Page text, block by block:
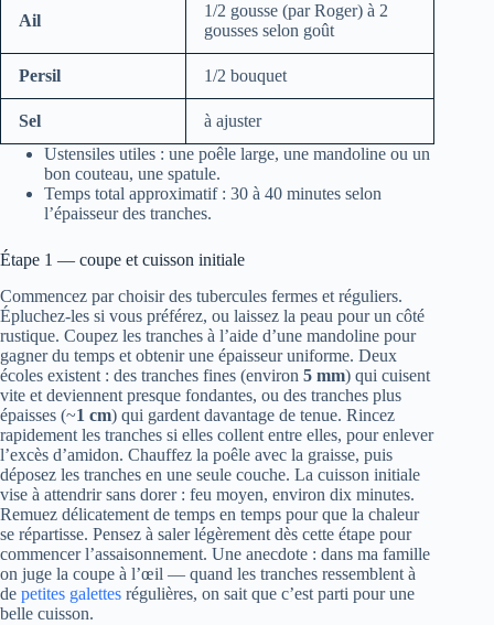
Ail
1/2 gousse (par Roger) à 2
gousses selon goût
Persil 1/2 bouquet
Sel
à ajuster
Ustensiles utiles : une poêle large, une mandoline ou un
bon couteau, une spatule.
Temps total approximatif : 30 à 40 minutes selon
l’épaisseur des tranches.
Étape 1 — coupe et cuisson initiale
Commencez par choisir des tubercules fermes et réguliers.
Épluchez-les si vous préférez, ou laissez la peau pour un côté
rustique. Coupez les tranches à l’aide d’une mandoline pour
gagner du temps et obtenir une épaisseur uniforme. Deux
écoles existent : des tranches fines (environ 5 mm) qui cuisent
vite et deviennent presque fondantes, ou des tranches plus
épaisses (~1 cm) qui gardent davantage de tenue. Rincez
rapidement les tranches si elles collent entre elles, pour enlever
l’excès d’amidon. Chauffez la poêle avec la graisse, puis
déposez les tranches en une seule couche. La cuisson initiale
vise à attendrir sans dorer : feu moyen, environ dix minutes.
Remuez délicatement de temps en temps pour que la chaleur
se répartisse. Pensez à saler légèrement dès cette étape pour
commencer l’assaisonnement. Une anecdote : dans ma famille
on juge la coupe à l’œil — quand les tranches ressemblent à
de petites galettes régulières, on sait que c’est parti pour une
belle cuisson.